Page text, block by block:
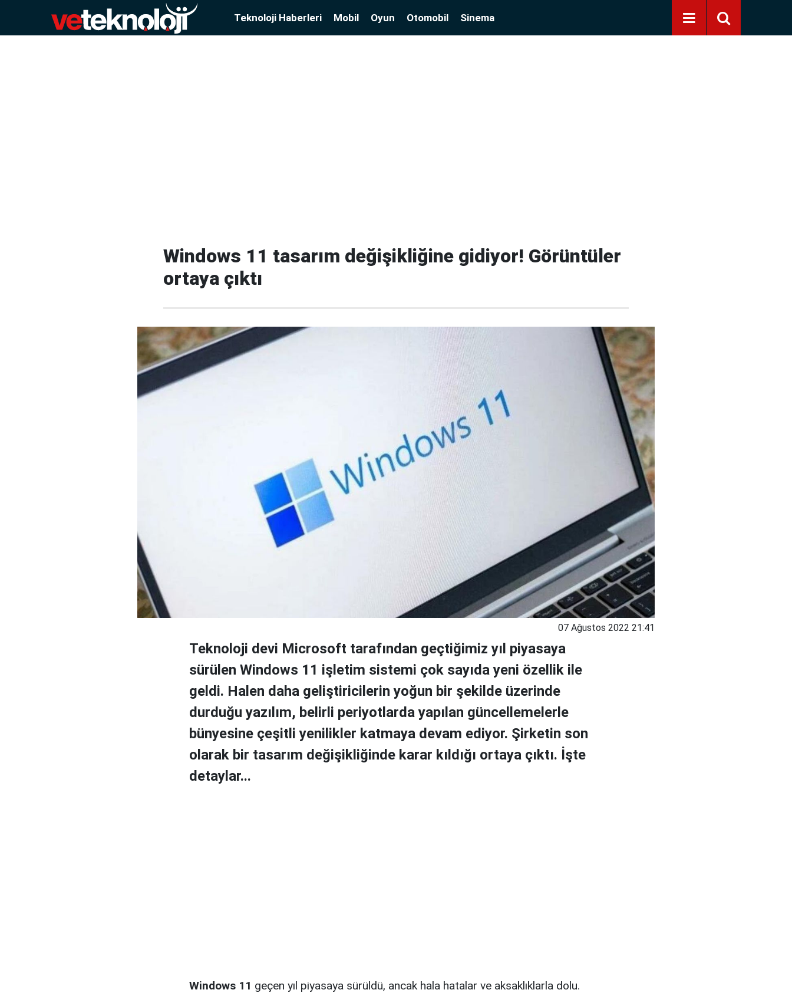
Teknoloji Haberleri Mobil Oyun Otomobil Sinema
Windows 11 tasarım değişikliğine gidiyor! Görüntüler
ortaya çıktı
07 Ağustos 2022 21:41
Teknoloji devi Microsoft tarafından geçtiğimiz yıl piyasaya
sürülen Windows 11 işletim sistemi çok sayıda yeni özellik ile
geldi. Halen daha geliştiricilerin yoğun bir şekilde üzerinde
durduğu yazılım, belirli periyotlarda yapılan güncellemelerle
bünyesine çeşitli yenilikler katmaya devam ediyor. Şirketin son
olarak bir tasarım değişikliğinde karar kıldığı ortaya çıktı. İşte
detaylar...
Windows 11 geçen yıl piyasaya sürüldü, ancak hala hatalar ve aksaklıklarla dolu.